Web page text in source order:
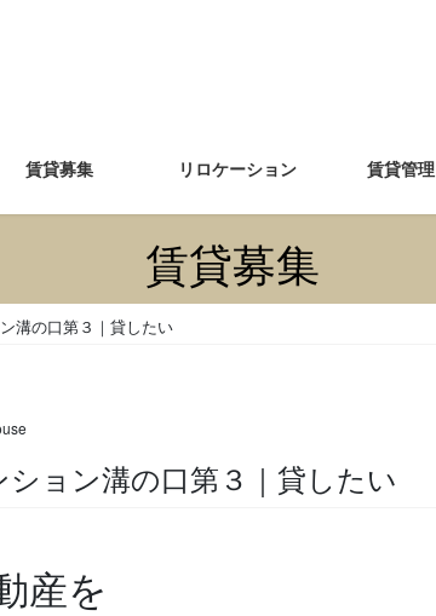
賃貸募集 リロケーション 賃貸管理
賃貸募集
溝の口第３｜貸したい
ション溝の口第３｜貸したい
産を